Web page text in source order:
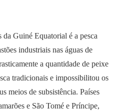
Guiné Equatorial é a pesca
industriais nas águas de
a quantidade de peixe
tradicionais e impossibilitou os
meios de subsistência. Países
e São Tomé e Príncipe,